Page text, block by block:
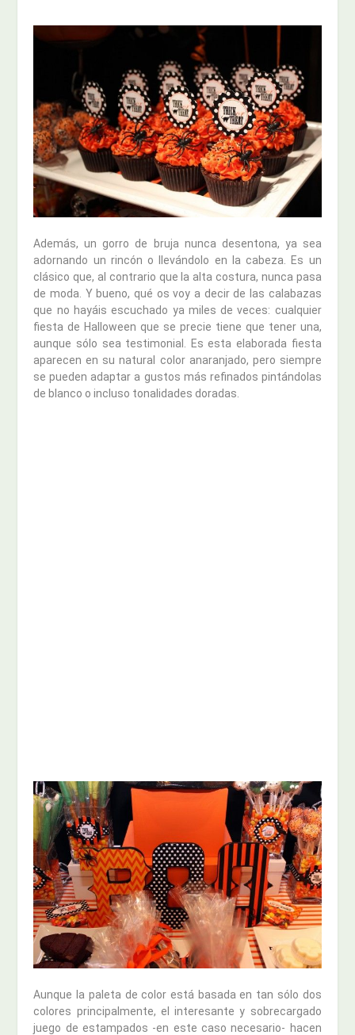
Además, un gorro de bruja nunca desentona, ya sea
adornando un rincón o llevándolo en la cabeza. Es un
clásico que, al contrario que la alta costura, nunca pasa
de moda. Y bueno, qué os voy a decir de las calabazas
que no hayáis escuchado ya miles de veces: cualquier
fiesta de Halloween que se precie tiene que tener una,
aunque sólo sea testimonial. Es esta elaborada fiesta
aparecen en su natural color anaranjado, pero siempre
se pueden adaptar a gustos más refinados pintándolas
de blanco o incluso tonalidades doradas.
Aunque la paleta de color está basada en tan sólo dos
colores principalmente, el interesante y sobrecargado
juego de estampados -en este caso necesario- hacen